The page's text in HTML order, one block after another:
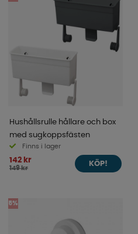
Hushållsrulle hållare och box
med sugkoppsfästen
Finns i lager
142 kr
149 kr
KÖP!
5%